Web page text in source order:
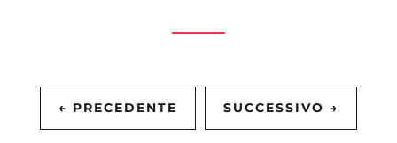
← PRECEDENTE SUCCESSIVO →